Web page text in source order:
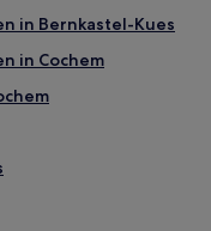
in Bernkastel-Kues
in Cochem